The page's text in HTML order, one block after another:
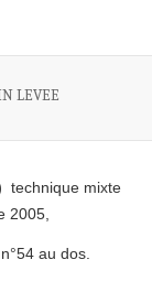
LEVEE
technique mixte
2005,
au dos.